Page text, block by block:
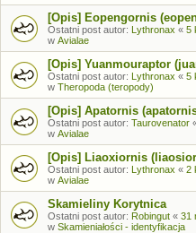
[Opis] Eopengornis
Ostatni post autor: Lythronax « 5
w Avialae
[Opis] Yuanmouraptor
Ostatni post autor: Lythronax « 5
w Theropoda (teropody)
[Opis] Apatornis
Ostatni post autor: Taurovenator
w Avialae
[Opis] Liaoxiornis
Ostatni post autor: Lythronax « 2
w Avialae
Skamieliny Korytnica
Ostatni post autor: Robingut « 31
w Skamieniałości - identyfikacja